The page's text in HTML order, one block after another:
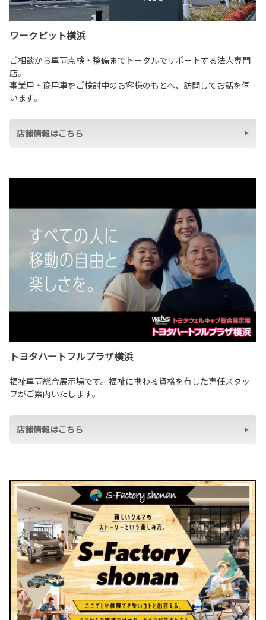
ワークピット横浜
ご相談から車両点検・整備までトータルでサポートする法人専門
店。
事業用・商用車をご検討中のお客様のもとへ、訪問してお話を伺
います。
店舗情報はこちら
トヨタハートフルプラザ横浜
福祉車両総合展示場です。福祉に携わる資格を有した専任スタッ
フがご案内いたします。
店舗情報はこちら